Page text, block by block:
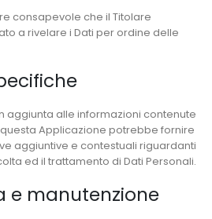
consapevole che il Titolare
a rivelare i Dati per ordine delle
aggiunta alle informazioni contenute
Applicazione potrebbe fornire
aggiuntive e contestuali riguardanti
ed il trattamento di Dati Personali.
e manutenzione